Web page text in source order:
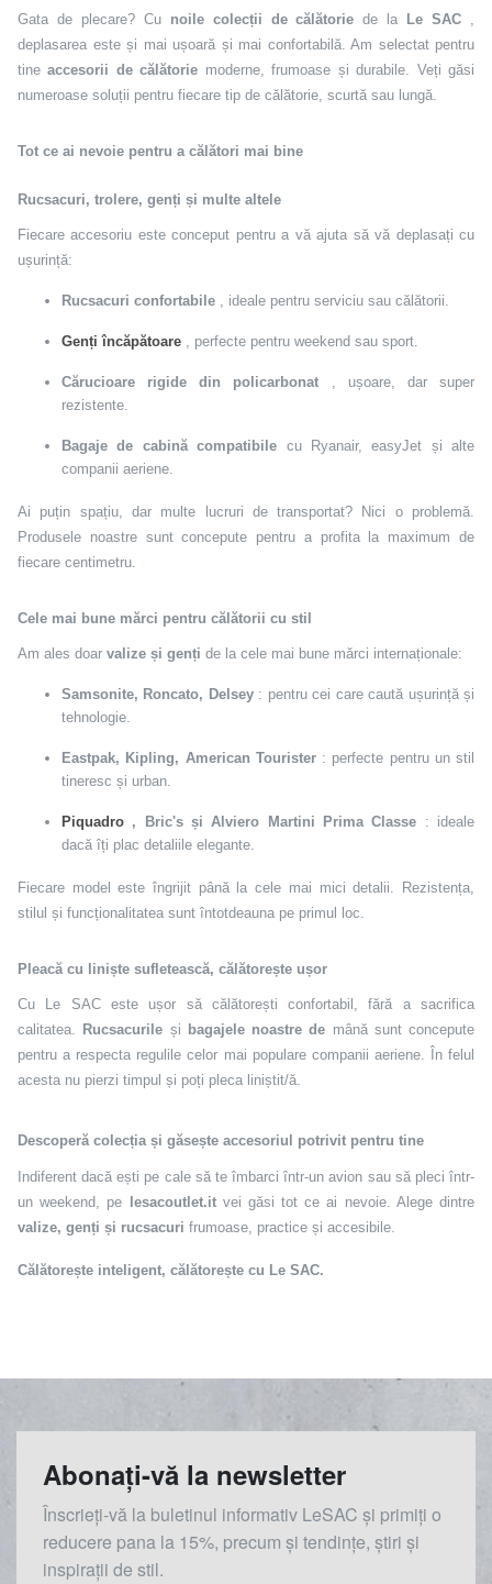
Gata de plecare? Cu noile colecții de călătorie de la Le SAC ,
deplasarea este și mai ușoară și mai confortabilă. Am selectat pentru
tineaccesorii de călătorie moderne, frumoase și durabile. Veți găsi
numeroase soluții pentru fiecare tip de călătorie, scurtă sau lungă.
Tot ce ai nevoie pentru a călători mai bine
Rucsacuri, trolere, genți și multe altele
Fiecare accesoriu este conceput pentru a vă ajuta să vă deplasați cu
ușurință:
Rucsacuri confortabile , ideale pentru serviciu sau călătorii.
Genți încăpătoare , perfecte pentru weekend sau sport.
Cărucioare rigide din policarbonat , ușoare, dar super
rezistente.
Bagaje de cabină compatibile cu Ryanair, easyJet și alte
companii aeriene.
Ai puțin spațiu, dar multe lucruri de transportat? Nici o problemă.
Produsele noastre sunt concepute pentru a profita la maximum de
fiecare centimetru.
Cele mai bune mărci pentru călătorii cu stil
Am ales doar valize și genți de la cele mai bune mărci internaționale:
Samsonite, Roncato, Delsey: pentru cei care caută ușurință și
tehnologie.
Eastpak, Kipling, American Tourister: perfecte pentru un stil
tineresc și urban.
Piquadro , Bric's și Alviero Martini Prima Classe : ideale
dacă îți plac detaliile elegante.
Fiecare model este îngrijit până la cele mai mici detalii. Rezistența,
stilul și funcționalitatea sunt întotdeauna pe primul loc.
Pleacă cu liniște sufletească, călătorește ușor
Cu Le SAC este ușor să călătorești confortabil, fără a sacrifica
calitatea. Rucsacurile și bagajele noastre de mână sunt concepute
pentru a respecta regulile celor mai populare companii aeriene. În felul
acesta nu pierzi timpul și poți pleca liniștit/ă.
Descoperă colecția și găsește accesoriul potrivit pentru tine
Indiferent dacă ești pe cale să te îmbarci într-un avion sau să pleci într-
un weekend, pe
lesacoutlet.itvei găsi tot ce ai nevoie. Alege dintre
valize, genți și rucsacuri frumoase, practice și accesibile.
Călătorește inteligent, călătorește cu Le SAC.
Abonați-vă la newsletter
Înscrieți-vă la buletinul informativ LeSAC și primiți o
reducere pana la 15%, precum și tendințe, știri și
inspirații de stil.